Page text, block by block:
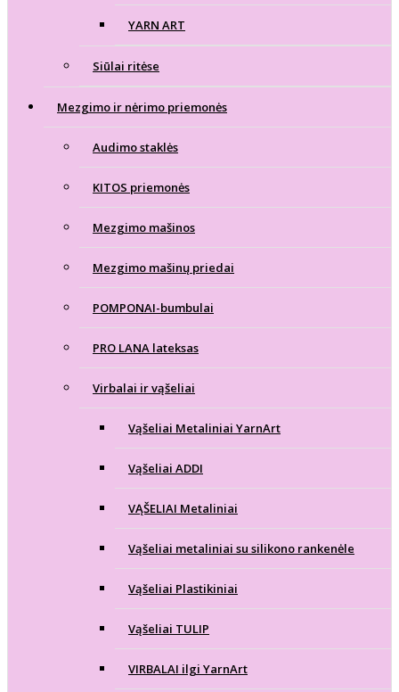
YARN ART
Siūlai ritėse
Mezgimo ir nėrimo priemonės
Audimo staklės
KITOS priemonės
Mezgimo mašinos
Mezgimo mašinų priedai
POMPONAI-bumbulai
PRO LANA lateksas
Virbalai ir vąšeliai
Vąšeliai Metaliniai YarnArt
Vąšeliai ADDI
VĄŠELIAI Metaliniai
Vąšeliai metaliniai su silikono rankenėle
Vąšeliai Plastikiniai
Vąšeliai TULIP
VIRBALAI ilgi YarnArt